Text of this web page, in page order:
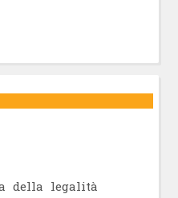
della legalità